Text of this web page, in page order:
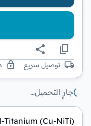
توصيل سريع
جارٍ التحميل…
Titanium (Cu-NiTi)